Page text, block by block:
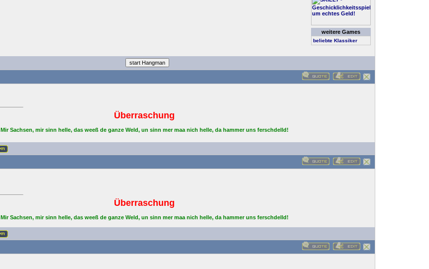
weitere Games
beliebte Klassiker
Überraschung
Mir Sachsen, mir sinn helle, das weeß de ganze Weld, un sinn mer maa nich helle, da hammer uns ferschdelld!
Überraschung
Mir Sachsen, mir sinn helle, das weeß de ganze Weld, un sinn mer maa nich helle, da hammer uns ferschdelld!